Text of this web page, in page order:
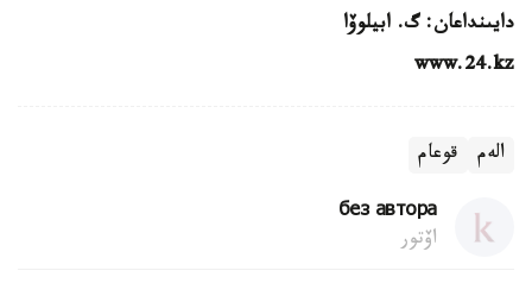
دايىنداعان: گ. ابيلوۆا
www.24.kz
الەم قوعام
без автора
اۆتور